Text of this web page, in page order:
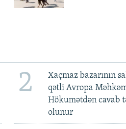
2
Xaçmaz bazarının
qətli Avropa
Hökumətdən cavab
olunur